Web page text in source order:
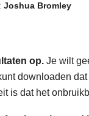
Joshua Bromley
op. Je wilt
downloaden
is dat het